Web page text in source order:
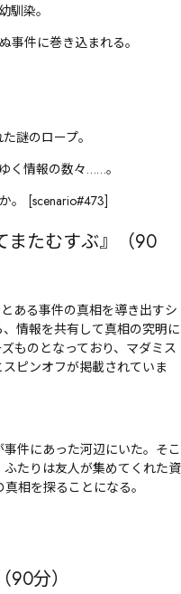
馴染。
事件に巻き込まれる。
謎のロープ。
く情報の数々……。
。 [scenario#473]
またむすぶ』（90
ある事件の真相を導き出すシ
情報を共有して真相の究明に
ものとなっており、マダミス
ピンオフが掲載されていま
件にあった河辺にいた。そこ
たりは友人が集めてくれた資
相を探ることになる。
分）